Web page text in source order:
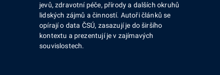
jevů, zdravotní péče, přírody a dalších okruhů
lidských zájmů a činností. Autoři článků se
opírají o data ČSÚ, zasazují je do širšího
kontextu a prezentují je v zajímavých
souvislostech.